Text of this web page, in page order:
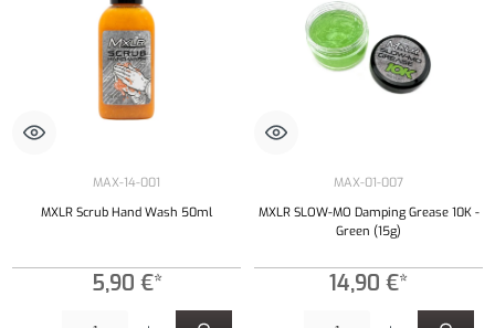
MAX-14-001
MXLR Scrub Hand Wash 50ml
5,90 €*
MAX-01-007
MXLR SLOW-MO Damping Grease 10K -
Green (15g)
14,90 €*